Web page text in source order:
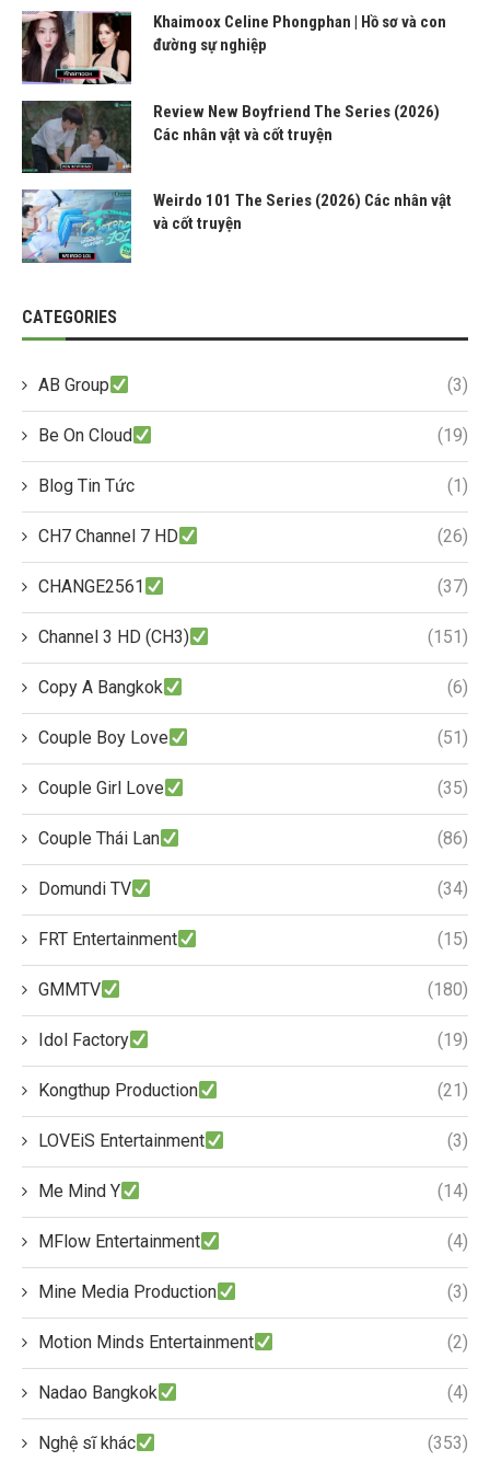
Khaimoox Celine Phongphan | Hồ sơ và con
đường sự nghiệp
Review New Boyfriend The Series (2026)
Các nhân vật và cốt truyện
Weirdo 101 The Series (2026) Các nhân vật
và cốt truyện
CATEGORIES
AB Group (3)
Be On Cloud (19)
Blog Tin Tức (1)
CH7 Channel 7 HD (26)
CHANGE2561 (37)
Channel 3 HD (CH3) (151)
Copy A Bangkok (6)
Couple Boy Love (51)
Couple Girl Love (35)
Couple Thái Lan (86)
Domundi TV (34)
FRT Entertainment (15)
GMMTV (180)
Idol Factory (19)
Kongthup Production (21)
LOVEiS Entertainment (3)
Me Mind Y (14)
MFlow Entertainment (4)
Mine Media Production (3)
Motion Minds Entertainment (2)
Nadao Bangkok (4)
Nghệ sĩ khác (353)